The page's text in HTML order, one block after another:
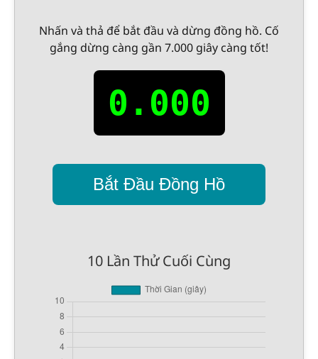
Nhấn và thả để bắt đầu và dừng đồng hồ. Cố
gắng dừng càng gần 7.000 giây càng tốt!
0.000
Bắt Đầu Đồng Hồ
10 Lần Thử Cuối Cùng